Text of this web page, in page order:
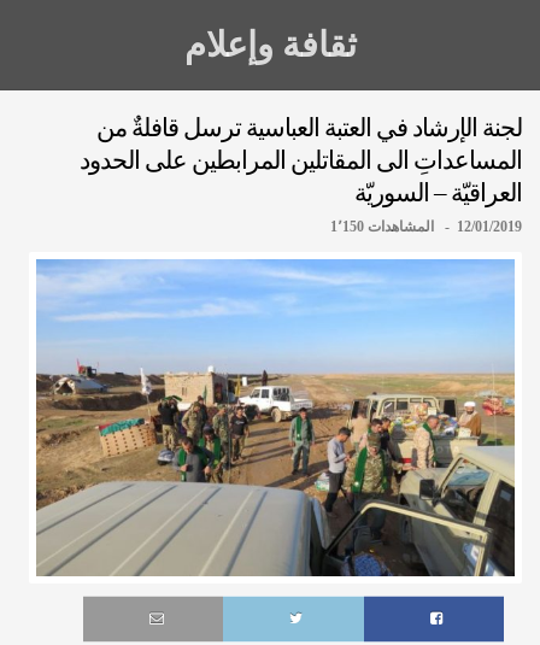
ثقافة وإعلام
لجنة الإرشاد في العتبة العباسية ترسل قافلةٌ من
المساعداتِ الى المقاتلين المرابطين على الحدود
العراقيّة – السوريّة
12/01/2019 - المشاهدات 1٬150